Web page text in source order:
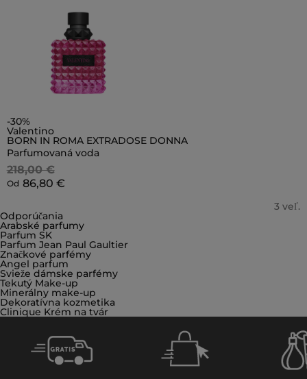
-30%
Valentino
BORN IN ROMA EXTRADOSE DONNA
Parfumovaná voda
218,00 €
Od 86,80 €
3 veľ.
Odporúčania
Arabské parfumy
Parfum SK
Parfum Jean Paul Gaultier
Značkové parfémy
Angel parfum
Svieže dámske parfémy
Tekutý Make-up
Minerálny make-up
Dekoratívna kozmetika
Clinique Krém na tvár